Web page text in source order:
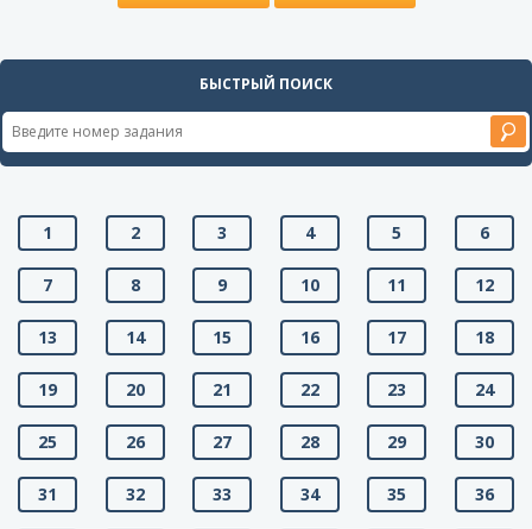
БЫСТРЫЙ ПОИСК
1 2 3 4 5 6
7 8 9 10 11 12
13 14 15 16 17 18
19 20 21 22 23 24
25 26 27 28 29 30
31 32 33 34 35 36